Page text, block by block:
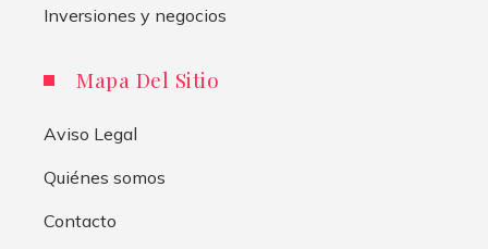
Inversiones y negocios
Mapa Del Sitio
Aviso Legal
Quiénes somos
Contacto